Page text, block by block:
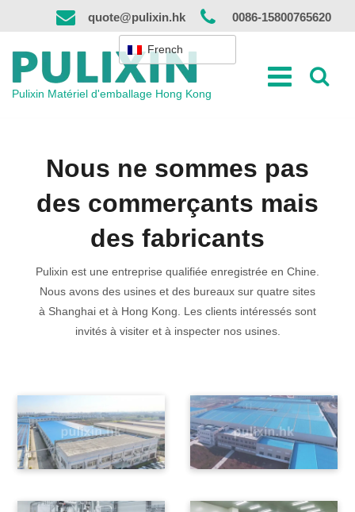
content
quote@pulixin.hk 0086-15800765620
Pulixin Matériel d'emballage Hong Kong
French
Nous ne sommes pas
des commerçants mais
des fabricants
Pulixin est une entreprise qualifiée enregistrée en Chine.
Nous avons des usines et des bureaux sur quatre sites
à Shanghai et à Hong Kong. Les clients intéressés sont
invités à visiter et à inspecter nos usines.